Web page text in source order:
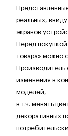
реальных,
экранов
Перед
товара» можно
Производитель
изменения в
моделей,
в т.ч. менять
декоративных